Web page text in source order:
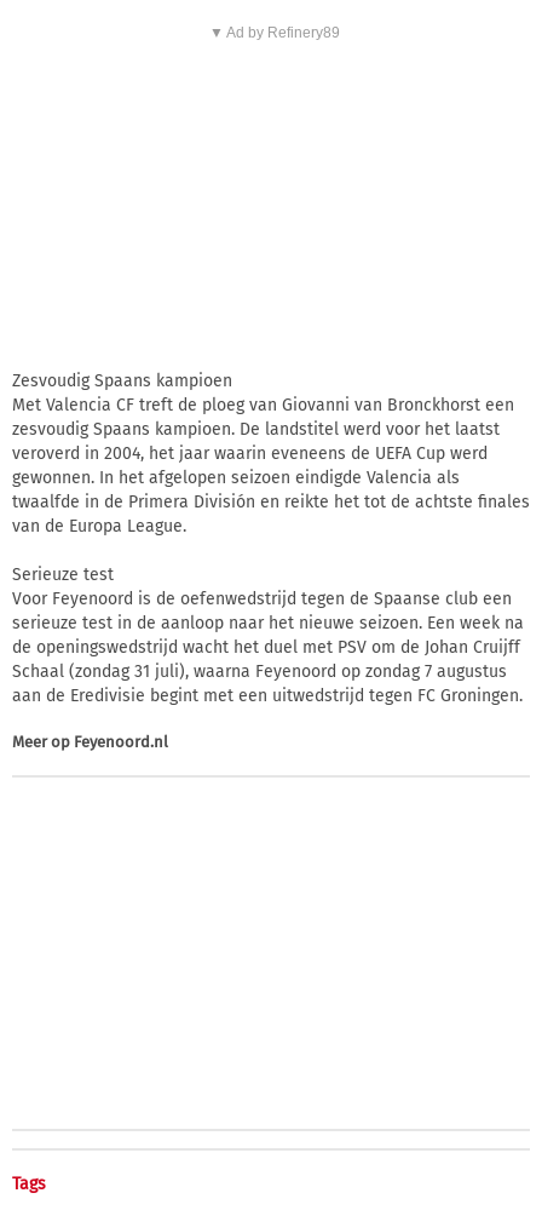
▼ Ad by Refinery89
Zesvoudig Spaans kampioen
Met Valencia CF treft de ploeg van Giovanni van Bronckhorst een
zesvoudig Spaans kampioen. De landstitel werd voor het laatst
veroverd in 2004, het jaar waarin eveneens de UEFA Cup werd
gewonnen. In het afgelopen seizoen eindigde Valencia als
twaalfde in de Primera División en reikte het tot de achtste finales
van de Europa League.
Serieuze test
Voor Feyenoord is de oefenwedstrijd tegen de Spaanse club een
serieuze test in de aanloop naar het nieuwe seizoen. Een week na
de openingswedstrijd wacht het duel met PSV om de Johan Cruijff
Schaal (zondag 31 juli), waarna Feyenoord op zondag 7 augustus
aan de Eredivisie begint met een uitwedstrijd tegen FC Groningen.
Meer op Feyenoord.nl
Tags